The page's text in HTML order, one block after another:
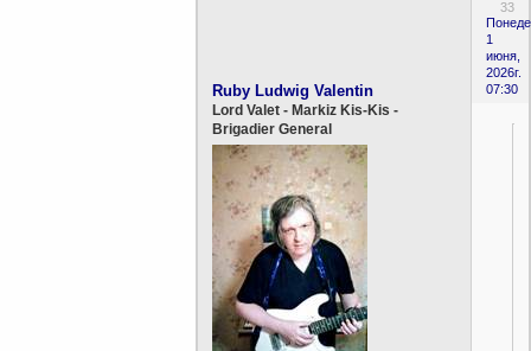
33
1
июня,
2026г.
07:30
Ruby Ludwig Valentin
Lord Valet - Markiz Kis-Kis -
Brigadier General